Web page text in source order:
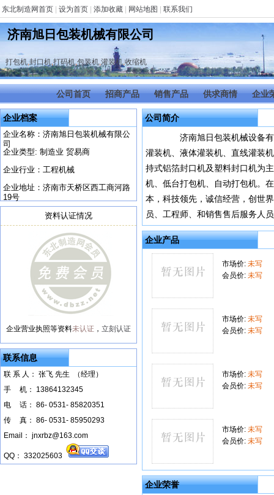
东北制造网首页 设为首页 添加收藏 网站地图 联系我们
济南旭日包装机械有限公司
打包机,封口机,打码机,包装机,灌装机,收缩机
公司首页 招商产品 销售产品 供求商情 企业
企业档案
企业名称：济南旭日包装机械有限公
司
企业类型: 制造业 贸易商
企业行业：工程机械
企业地址：济南市天桥区西工商河路
19号
资料认证情况
企业营业执照等资料未认证 ， 立刻认证
联系信息
联 系 人： 张飞 先生 （经理）
手
机： 13864132345
电
话： 86- 0531- 85820351
传
真： 86- 0531- 85950293
Email： jnxrbz@163.com
QQ： 332025603
公司简介
济南旭日包装机械设备有
灌装机、液体灌装机、直线灌装
持式铝箔封口机及塑料封口机为
机、低台打包机、自动打包机
本，科技领先，诚信经营，创
员、工程师、和销售售后服务人
企业产品
市场价: 未写
会员价: 未写
市场价: 未写
会员价: 未写
市场价: 未写
会员价: 未写
市场价: 未写
会员价: 未写
企业荣誉